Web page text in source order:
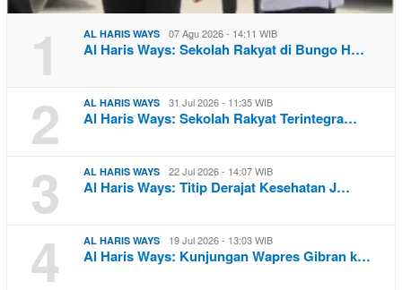
1 AL HARIS WAYS 07 Agu 2026 - 14:11 WIB
Al Haris Ways: Sekolah Rakyat di Bungo H…
2 AL HARIS WAYS 31 Jul 2026 - 11:35 WIB
Al Haris Ways: Sekolah Rakyat Terintegra…
3 AL HARIS WAYS 22 Jul 2026 - 14:07 WIB
Al Haris Ways: Titip Derajat Kesehatan J…
4 AL HARIS WAYS 19 Jul 2026 - 13:03 WIB
Al Haris Ways: Kunjungan Wapres Gibran k…